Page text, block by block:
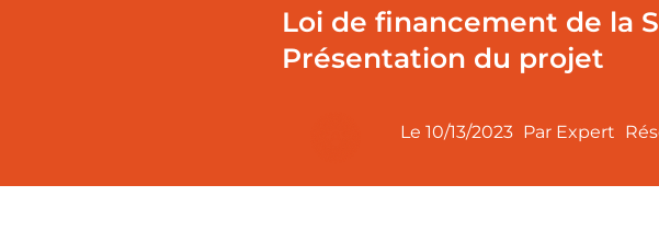
Loi de financement de la
Présentation du projet
Le 10/13/2023 Par Expert